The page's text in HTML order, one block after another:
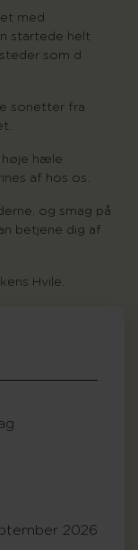
med
startede helt
som d
sonetter fra
høje hæle
af hos os.
og smag på
betjene dig af
Hvile.
2026